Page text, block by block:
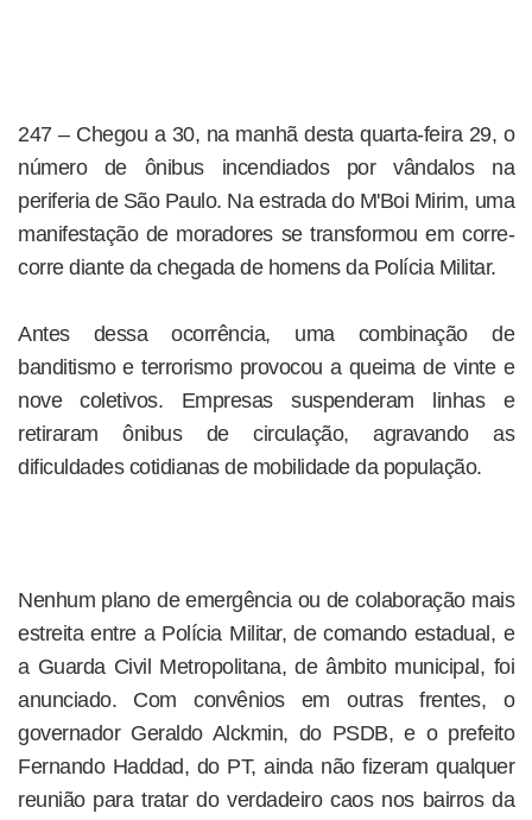
247 – Chegou a 30, na manhã desta quarta-feira 29, o
número de ônibus incendiados por vândalos na
periferia de São Paulo. Na estrada do M'Boi Mirim, uma
manifestação de moradores se transformou em corre-
corre diante da chegada de homens da Polícia Militar.
Antes dessa ocorrência, uma combinação de
banditismo e terrorismo provocou a queima de vinte e
nove coletivos. Empresas suspenderam linhas e
retiraram ônibus de circulação, agravando as
dificuldades cotidianas de mobilidade da população.
Nenhum plano de emergência ou de colaboração mais
estreita entre a Polícia Militar, de comando estadual, e
a Guarda Civil Metropolitana, de âmbito municipal, foi
anunciado. Com convênios em outras frentes, o
governador Geraldo Alckmin, do PSDB, e o prefeito
Fernando Haddad, do PT, ainda não fizeram qualquer
reunião para tratar do verdadeiro caos nos bairros da